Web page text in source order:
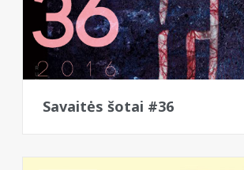
Savaitės šotai #36